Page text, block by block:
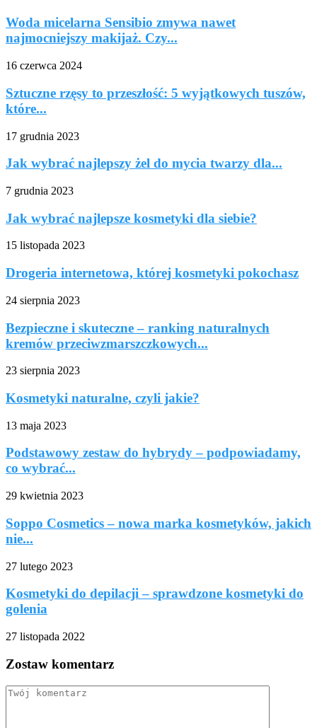
Woda micelarna Sensibio zmywa nawet
najmocniejszy makijaż. Czy...
16 czerwca 2024
Sztuczne rzęsy to przeszłość: 5 wyjątkowych tuszów,
które...
17 grudnia 2023
Jak wybrać najlepszy żel do mycia twarzy dla...
7 grudnia 2023
Jak wybrać najlepsze kosmetyki dla siebie?
15 listopada 2023
Drogeria internetowa, której kosmetyki pokochasz
24 sierpnia 2023
Bezpieczne i skuteczne – ranking naturalnych
kremów przeciwzmarszczkowych...
23 sierpnia 2023
Kosmetyki naturalne, czyli jakie?
13 maja 2023
Podstawowy zestaw do hybrydy – podpowiadamy,
co wybrać...
29 kwietnia 2023
Soppo Cosmetics – nowa marka kosmetyków, jakich
nie...
27 lutego 2023
Kosmetyki do depilacji – sprawdzone kosmetyki do
golenia
27 listopada 2022
Zostaw komentarz